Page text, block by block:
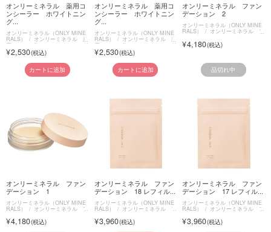
オンリーミネラル 薬用コ
ンシーラー ホワイトニン
グ...
オンリーミネラル（ONLY MINE
RALS） オンリーミネラル 薬
用コンシーラー ホワイトニング
ケア2,530
カートに追加
オンリーミネラル 薬用コ
ンシーラー ホワイトニン
グ...
オンリーミネラル（ONLY MINE
RALS） オンリーミネラル 薬
用コンシーラー ホワイトニング
ケア2,530
カートに追加
オンリーミネラル ファン
デーション 2
オンリーミネラル（ONLY MINE
RALS） オンリーミネラル フ
ァンデーション
4,180
品切れ中
オンリーミネラル ファン
デーション 1
オンリーミネラル（ONLY MINE
RALS） オンリーミネラル フ
4,180
オンリーミネラル ファン
デーション 18 レフィル...
オンリーミネラル（ONLY MINE
RALS） オンリーミネラル フ
3,960
オンリーミネラル ファン
デーション 17 レフィル...
オンリーミネラル（ONLY MINE
RALS） オンリーミネラル フ
3,960